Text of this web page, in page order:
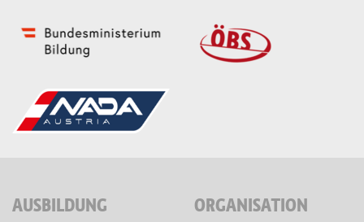
AUSBILDUNG ORGANISATION